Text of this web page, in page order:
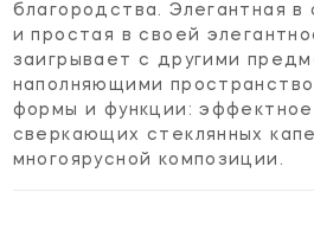
благородства. Элегантная в
и простая в своей
заигрывает с другими
наполняющими
формы и функции:
сверкающих стеклянных
многоярусной композиции.